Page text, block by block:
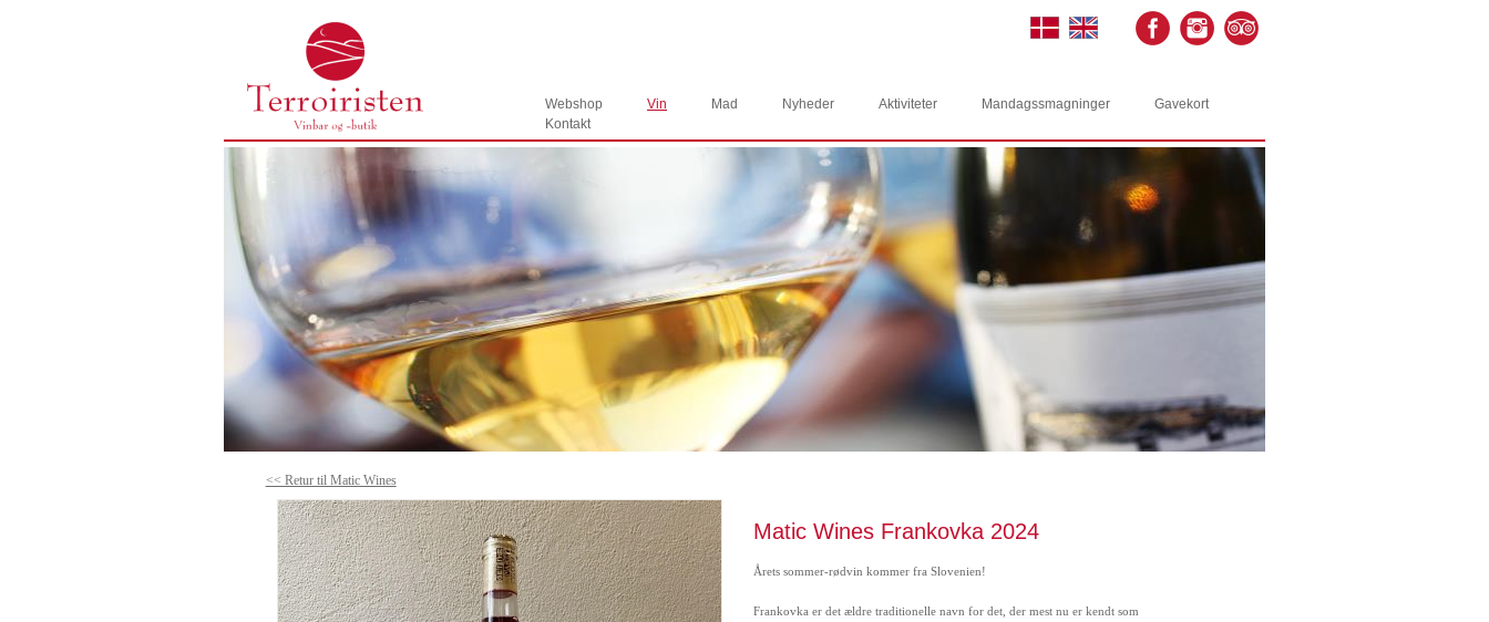
Webshop Vin Mad Nyheder Aktiviteter Mandagssmagninger
Gavekort
Kontakt
<< Retur til Matic Wines
Matic Wines Frankovka 2024
Årets sommer-rødvin kommer fra Slovenien!
Frankovka er det ældre traditionelle navn for det, der mest nu er kendt som